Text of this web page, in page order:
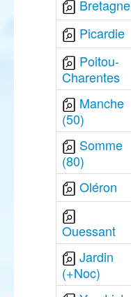
Bretagne
Picardie
Poitou-
Charentes
Manche
(50)
Somme
(80)
Oléron
Ouessant
Jardin
(+Noc)